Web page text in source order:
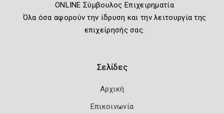
ONLINE Σύμβουλος Επιχειρηματία
Όλα όσα αφορούν την ίδρυση και την λειτουργία της
επιχείρησής σας.
Σελίδες
Αρχική
Επικοινωνία